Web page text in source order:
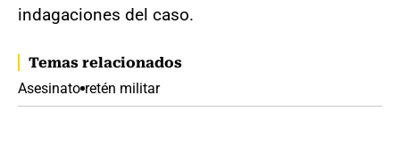
indagaciones del caso.
Temas relacionados
Asesinato retén militar